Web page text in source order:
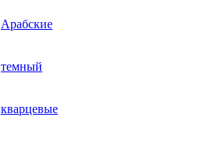
Арабские
темный
кварцевые